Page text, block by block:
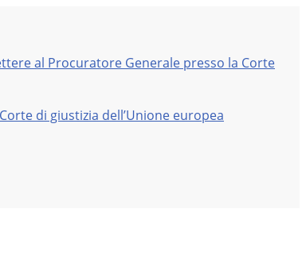
al Procuratore Generale presso la Corte
di giustizia dell’Unione europea